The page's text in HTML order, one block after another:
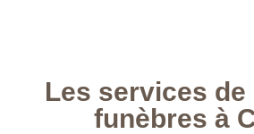
Les services de
funèbres à